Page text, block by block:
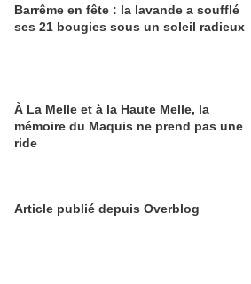
Barrême en fête : la lavande a soufflé
ses 21 bougies sous un soleil radieux
À La Melle et à la Haute Melle, la
mémoire du Maquis ne prend pas une
ride
Article publié depuis Overblog